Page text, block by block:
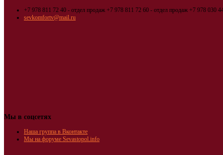
+7 978 811 72 40 - отдел продаж +7 978 811 72 60 - отдел продаж +7 978 030
sevkomfortv@mail.ru
Мы в соцсетях
Наша группа в Вконтакте
Мы на форуме Sevastopol.info